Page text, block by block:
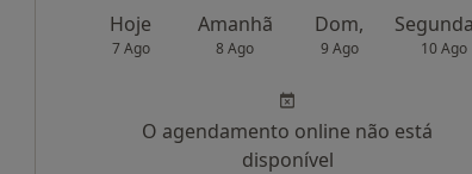
Hoje
7 Ago
Amanhã
8 Ago
Dom,
9 Ago 10 Ago
O agendamento online não está
disponível